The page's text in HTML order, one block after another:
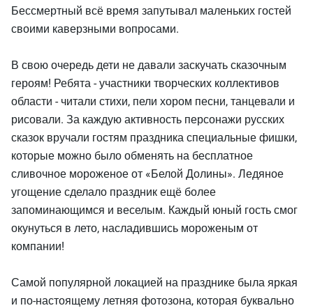
Бессмертный всё время запутывал маленьких гостей
своими каверзными вопросами.
В свою очередь дети не давали заскучать сказочным
героям! Ребята - участники творческих коллективов
области - читали стихи, пели хором песни, танцевали и
рисовали. За каждую активность персонажи русских
сказок вручали гостям праздника специальные фишки,
которые можно было обменять на бесплатное
сливочное мороженое от «Белой Долины». Ледяное
угощение сделало праздник ещё более
запоминающимся и веселым. Каждый юный гость смог
окунуться в лето, насладившись мороженым от
компании!
Самой популярной локацией на празднике была яркая
и по-настоящему летняя фотозона, которая буквально